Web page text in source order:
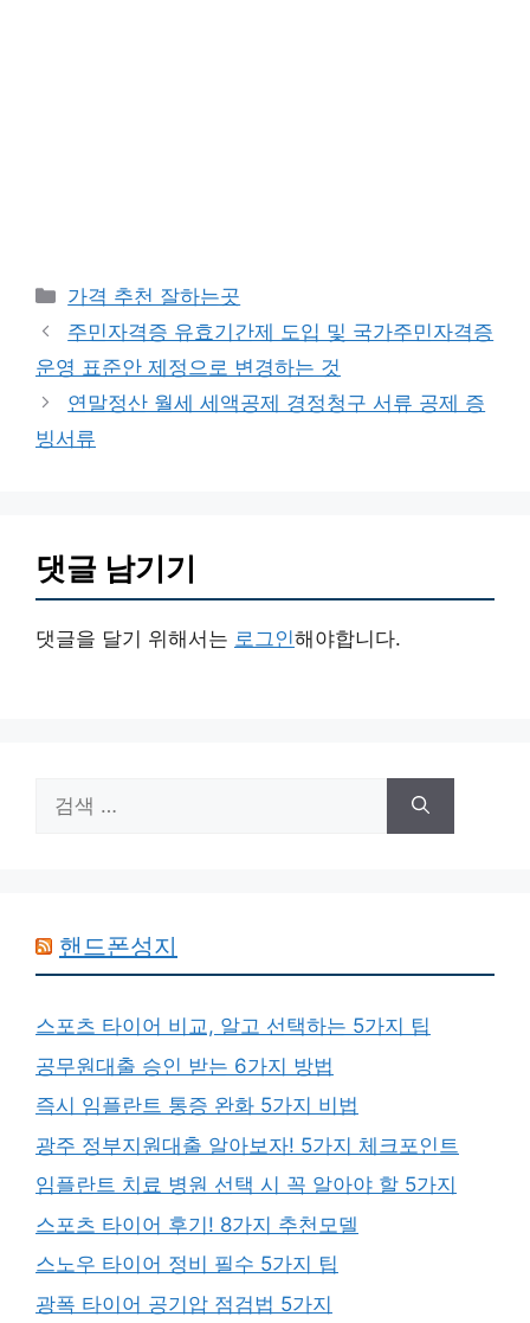
카
테
고
리
가격 추천 잘하는곳
주민자격증 유효기간제 도입 및 국가주민자격증
운영 표준안 제정으로 변경하는 것
연말정산 월세 세액공제 경정청구 서류 공제 증
빙서류
댓글 남기기
댓글을 달기 위해서는 로그인해야합니다.
색:
핸드폰성지
스포츠 타이어 비교, 알고 선택하는 5가지 팁
공무원대출 승인 받는 6가지 방법
즉시 임플란트 통증 완화 5가지 비법
광주 정부지원대출 알아보자! 5가지 체크포인트
임플란트 치료 병원 선택 시 꼭 알아야 할 5가지
스포츠 타이어 후기! 8가지 추천모델
스노우 타이어 정비 필수 5가지 팁
광폭 타이어 공기압 점검법 5가지